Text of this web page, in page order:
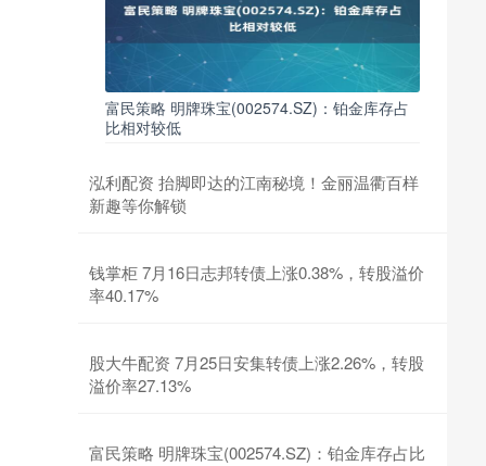
富民策略 明牌珠宝(002574.SZ)：铂金库存占
比相对较低
泓利配资 抬脚即达的江南秘境！金丽温衢百样
新趣等你解锁
钱掌柜 7月16日志邦转债上涨0.38%，转股溢价
率40.17%
股大牛配资 7月25日安集转债上涨2.26%，转股
溢价率27.13%
富民策略 明牌珠宝(002574.SZ)：铂金库存占比